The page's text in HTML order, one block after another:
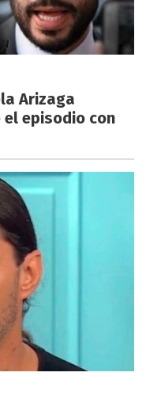
Arizaga
el episodio con